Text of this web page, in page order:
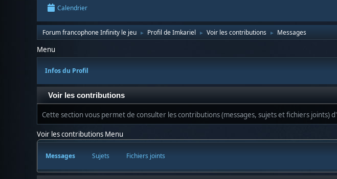
Calendrier
Forum francophone Infinity le jeu ► Profil de Imkariel ► Voir les contributions ► Messages
Menu
Infos du Profil
Voir les contributions
Cette section vous permet de consulter les contributions (messages, sujets et fichiers joints)
Voir les contributions Menu
Messages Sujets Fichiers joints